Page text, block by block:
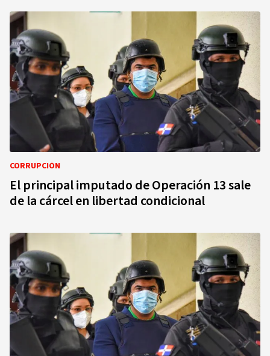
CORRUPCIÓN
El principal imputado de Operación 13 sale
de la cárcel en libertad condicional